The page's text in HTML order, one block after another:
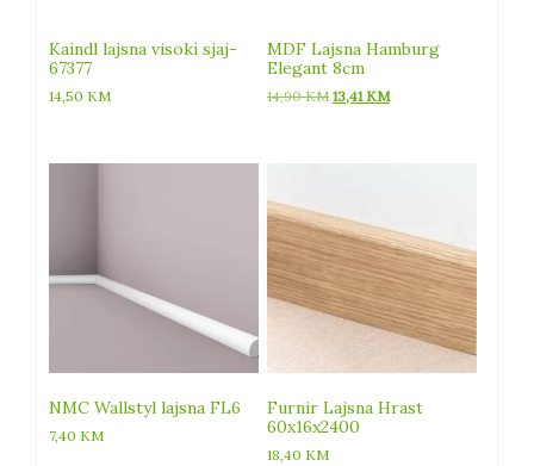
Kaindl lajsna visoki sjaj-
67377
14,50 KM
MDF Lajsna Hamburg
Elegant 8cm
14,90KM Izvorna
13,41 KMTrenutna
NMC Wallstyl lajsna FL6
7,40 KM
Furnir Lajsna Hrast
60x16x2400
18,40 KM